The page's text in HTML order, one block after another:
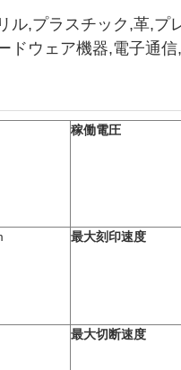
ル,プラスチック,革,
ドウェア機器,電子通
稼働電圧
最大刻印速度
最大切断速度